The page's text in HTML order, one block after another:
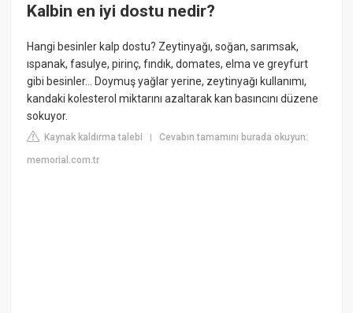
Kalbin en iyi dostu nedir?
Hangi besinler kalp dostu? Zeytinyağı, soğan, sarımsak,
ıspanak, fasulye, pirinç, fındık, domates, elma ve greyfurt
gibi besinler… Doymuş yağlar yerine, zeytinyağı kullanımı,
kandaki kolesterol miktarını azaltarak kan basıncını düzene
sokuyor.
Kaynak kaldırma talebi |Cevabın tamamını burada okuyun:
memorial.com.tr